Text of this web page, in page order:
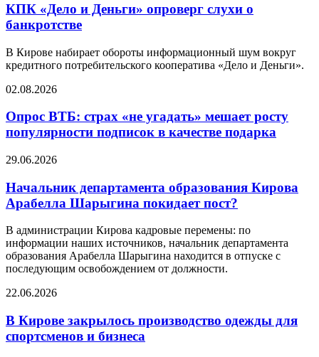
КПК «Дело и Деньги» опроверг слухи о
банкротстве
В Кирове набирает обороты информационный шум вокруг
кредитного потребительского кооператива «Дело и Деньги».
02.08.2026
Опрос ВТБ: страх «не угадать» мешает росту
популярности подписок в качестве подарка
29.06.2026
Начальник департамента образования Кирова
Арабелла Шарыгина покидает пост?
В администрации Кирова кадровые перемены: по
информации наших источников, начальник департамента
образования Арабелла Шарыгина находится в отпуске с
последующим освобождением от должности.
22.06.2026
В Кирове закрылось производство одежды для
спортсменов и бизнеса